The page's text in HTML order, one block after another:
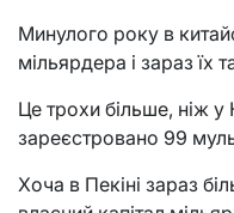
Минулого року в
мільярдера і зараз їх
Це трохи більше, ніж
зареєстровано 99
Хоча в Пекіні зараз